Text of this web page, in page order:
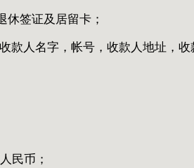
休签证及居留卡；
款人名字，帐号，收款人地址，
民币；